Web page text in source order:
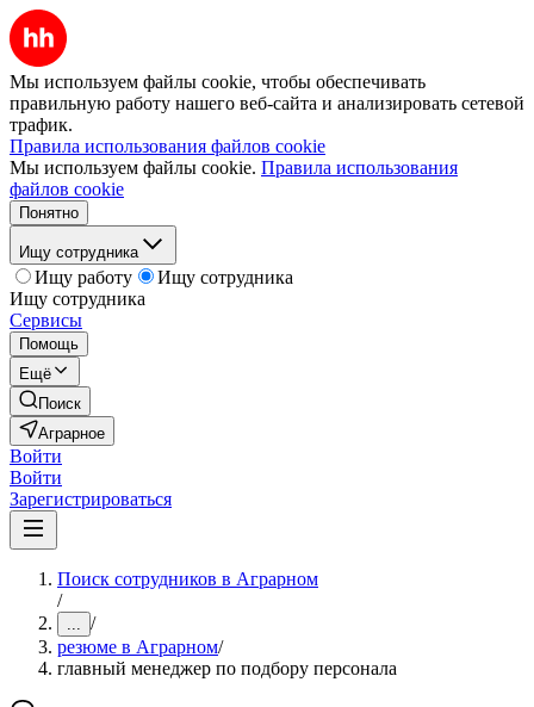
Мы используем файлы cookie, чтобы обеспечивать
правильную работу нашего веб-сайта и анализировать сетевой
трафик.
Правила использования файлов cookie
Мы используем файлы cookie. Правила использования
файлов cookie
Понятно
Ищу сотрудника
Ищу работу
Ищу сотрудника
Ищу сотрудника
Сервисы
Помощь
Ещё
Поиск
Аграрное
Войти
Войти
Зарегистрироваться
Поиск сотрудников в Аграрном
/
... /
резюме в Аграрном/
главный менеджер по подбору персонала